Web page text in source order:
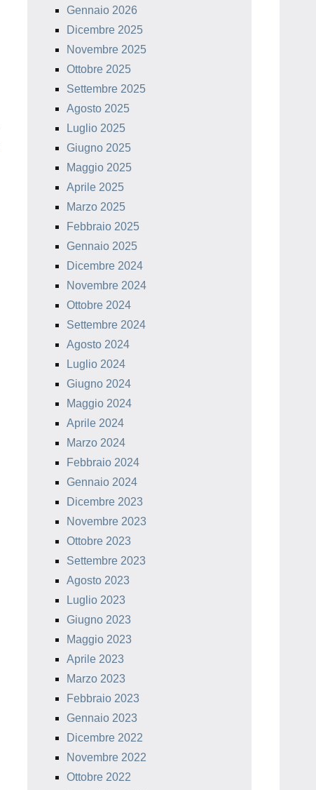
Gennaio 2026
Dicembre 2025
Novembre 2025
Ottobre 2025
Settembre 2025
Agosto 2025
Luglio 2025
Giugno 2025
Maggio 2025
Aprile 2025
Marzo 2025
Febbraio 2025
Gennaio 2025
Dicembre 2024
Novembre 2024
Ottobre 2024
Settembre 2024
Agosto 2024
Luglio 2024
Giugno 2024
Maggio 2024
Aprile 2024
Marzo 2024
Febbraio 2024
Gennaio 2024
Dicembre 2023
Novembre 2023
Ottobre 2023
Settembre 2023
Agosto 2023
Luglio 2023
Giugno 2023
Maggio 2023
Aprile 2023
Marzo 2023
Febbraio 2023
Gennaio 2023
Dicembre 2022
Novembre 2022
Ottobre 2022